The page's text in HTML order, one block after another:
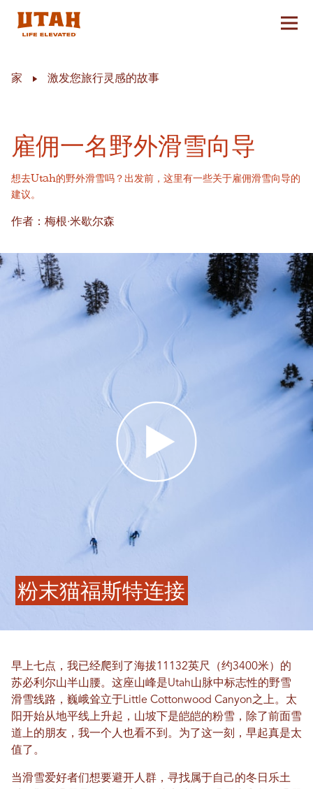
切换
家 激发您旅行灵感的故事
雇佣一名野外滑雪向导
想去Utah的野外滑雪吗？出发前，这里有一些关于雇佣滑雪向导的
建议。
作者：梅根·米歇尔森
粉末猫福斯特连接
早上七点，我已经爬到了海拔11132英尺（约3400米）的
苏必利尔山半山腰。这座山峰是Utah山脉中标志性的野雪
滑雪线路，巍峨耸立于Little Cottonwood Canyon之上。太
阳开始从地平线上升起，山坡下是皑皑的粉雪，除了前面雪
道上的朋友，我一个人也看不到。为了这一刻，早起真是太
值了。
当滑雪爱好者们想要避开人群，寻找属于自己的冬日乐土